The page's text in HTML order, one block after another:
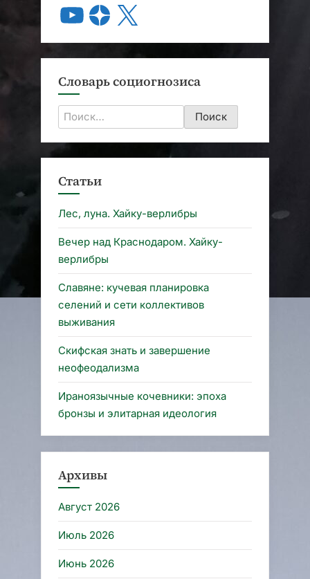
Словарь социогнозиса
Найти:
Статьи
Лес, луна. Хайку-верлибры
Вечер над Краснодаром. Хайку-
верлибры
Славяне: кучевая планировка
селений и сети коллективов
выживания
Скифская знать и завершение
неофеодализма
Ираноязычные кочевники: эпоха
бронзы и элитарная идеология
Архивы
Август 2026
Июль 2026
Июнь 2026